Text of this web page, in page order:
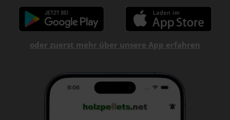
oder zuerst mehr über unsere App erfahren